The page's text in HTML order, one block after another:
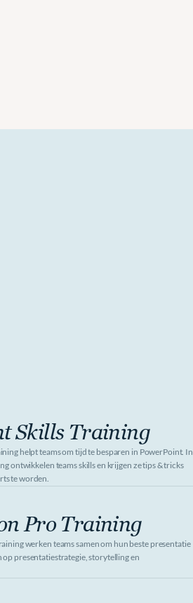
Skills Training
helpt teams om tijd te besparen in PowerPoint. In
ontwikkelen teams skills en krijgen ze tips & tricks
te worden.
Pro Training
werken teams samen om hun beste presentatie
op presentatiestrategie, storytelling en